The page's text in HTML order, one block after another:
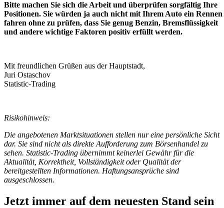
Bitte machen Sie sich die Arbeit und überprüfen sorgfältig Ihre
Positionen. Sie würden ja auch nicht mit Ihrem Auto ein Rennen
fahren ohne zu prüfen, dass Sie genug Benzin, Bremsflüssigkeit
und andere wichtige Faktoren positiv erfüllt werden.
Mit freundlichen Grüßen aus der Hauptstadt,
Juri Ostaschov
Statistic-Trading
Risikohinweis:
Die angebotenen Marktsituationen stellen nur eine persönliche Sicht
dar. Sie sind nicht als direkte Aufforderung zum Börsenhandel zu
sehen. Statistic-Trading übernimmt keinerlei Gewähr für die
Aktualität, Korrektheit, Vollständigkeit oder Qualität der
bereitgestellten Informationen. Haftungsansprüche sind
ausgeschlossen.
Jetzt immer auf dem neuesten Stand sein